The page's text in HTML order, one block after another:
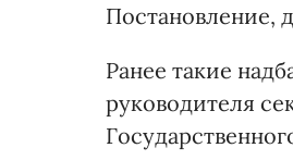
Постановление,
Ранее такие
руководителя